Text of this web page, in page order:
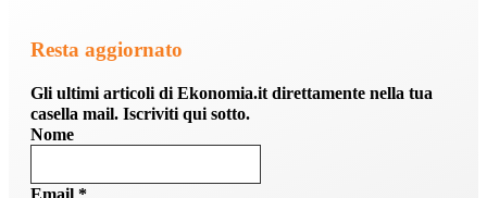
Resta aggiornato
Gli ultimi articoli di Ekonomia.it direttamente nella tua
casella mail. Iscriviti qui sotto.
Nome
Email *